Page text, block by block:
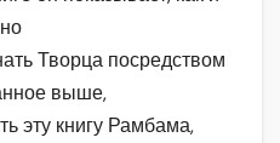
Творца посредством
выше,
эту книгу Рамбама,